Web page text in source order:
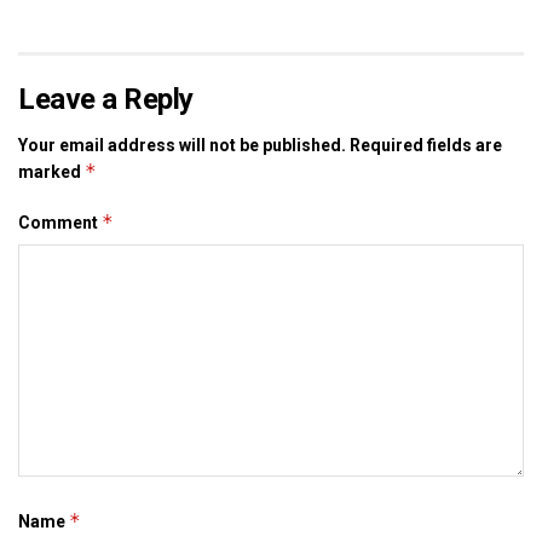
ट्रेंड : भारत संगे नेपालक मैथिल लेलनि हिस्सा
JANUARY 5, 2021
जाता है’’ । आ हिंदी अंग्रेजी मे जखन एतेक साइट छै आ नित रोज-रोज
Leave a Reply
Your email address will not be published. Required fields are
marked *
Comment *
Name *